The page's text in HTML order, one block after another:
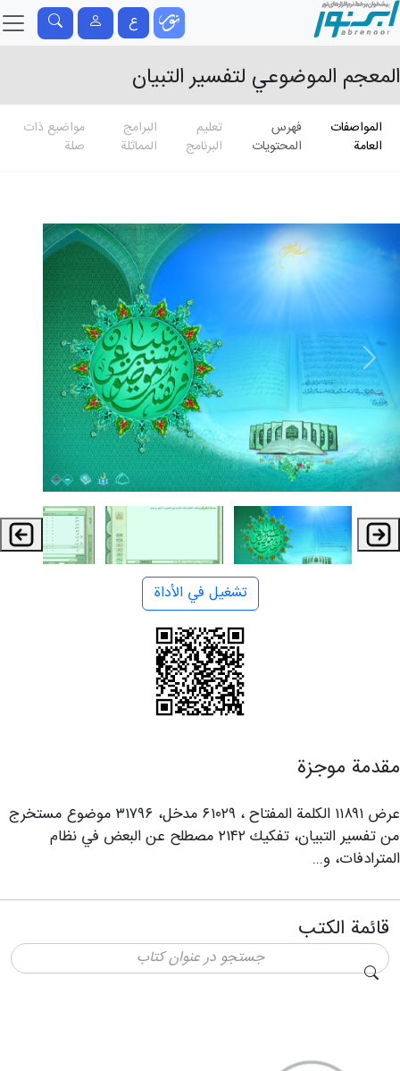
ع
المعجم الموضوعي لتفسير التبيان
المواصفات
العامة
فهرس
المحتويات
تعلیم
البرنامج
البرامج
المماثلة
مواضيع ذات
صلة
تشغيل في الأداة
مقدمة موجزة
عرض ۱۱۸۹۱ الكلمة المفتاح ، ۶۱۰۲۹ مدخل، ۳۱۷۹۶ موضوع مستخرج
من تفسير التبيان، تفكيك ۲۱۴۲ مصطلح عن البعض في نظام
المترادفات، و...
قائمة الكتب